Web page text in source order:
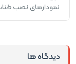
نمودارهای نصب
دیدگاه ها